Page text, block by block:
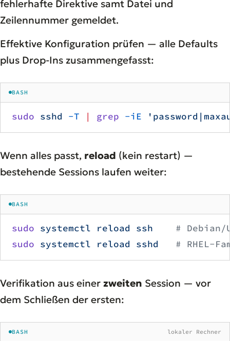
fehlerhafte Direktive samt Datei und
Zeilennummer gemeldet.
Effektive Konfiguration prüfen — alle Defaults
plus Drop-Ins zusammengefasst:
BASH
sudo sshd -T | grep -iE
Wenn alles passt, reload (kein restart) —
bestehende Sessions laufen weiter:
BASH
sudo systemctl reload ssh
# Debian/
sudo systemctl reload sshd
# RHEL-
Verifikation aus einer zweiten Session — vor
dem Schließen der ersten:
BASH lokaler Rechner